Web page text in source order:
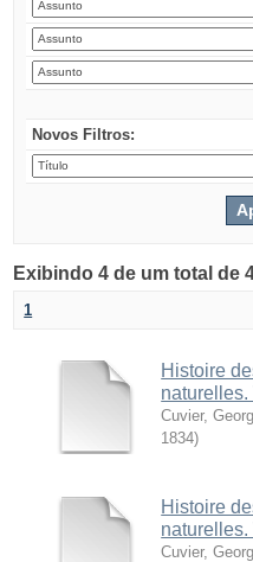
Novos Filtros:
Exibindo 4 de um total de
1
Histoire
naturelles.
Cuvier,
1834)
Histoire
naturelles.
Cuvier,